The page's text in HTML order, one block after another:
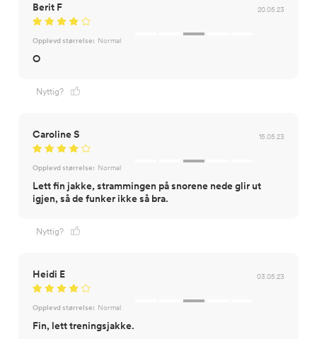
Berit F 20.05.23
Opplevd størrelse: Normal
O
Nyttig?
Caroline S 15.05.23
Opplevd størrelse: Normal
Lett fin jakke, strammingen på snorene nede glir ut
igjen, så de funker ikke så bra.
Nyttig?
Heidi E 03.05.23
Opplevd størrelse: Normal
Fin, lett treningsjakke.